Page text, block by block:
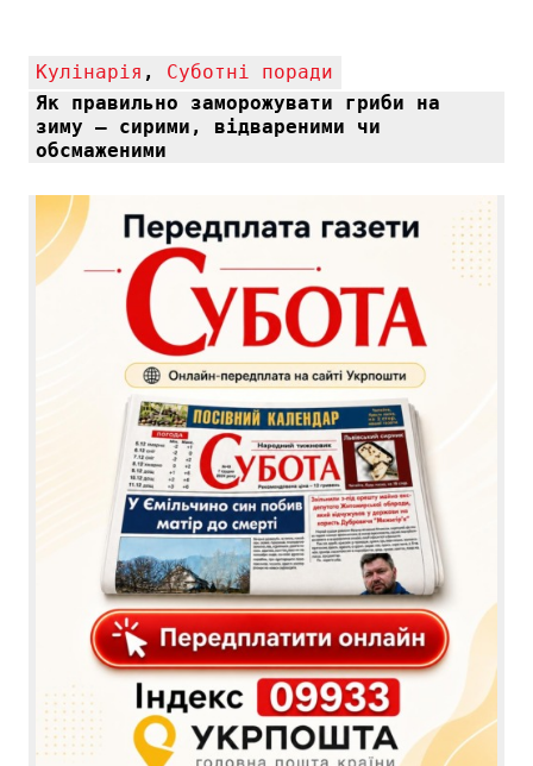
Кулінарія , Суботні поради
Як правильно заморожувати гриби на
зиму — сирими, відвареними чи
обсмаженими